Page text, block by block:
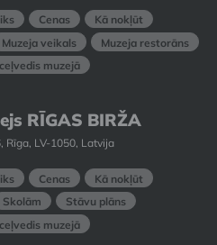
Cenas
Kā nokļūt
Muzeja veikals
Muzeja restorāns
muzejā
RĪGAS BIRŽA
Rīga, LV-1050, Latvija
Cenas
Kā nokļūt
Skolām
Stāvu plāns
muzejā